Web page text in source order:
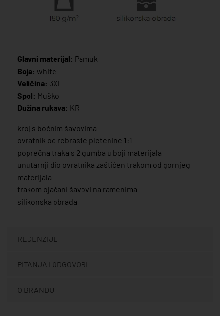
Glavni materijal: Pamuk
Boja: white
Veličina: 3XL
Spol: Muško
Dužina rukava: KR
kroj s bočnim šavovima
ovratnik od rebraste pletenine 1:1
poprečna traka s 2 gumba u boji materijala
unutarnji dio ovratnika zaštićen trakom od gornjeg
materijala
trakom ojačani šavovi na ramenima
silikonska obrada
RECENZIJE
PITANJA I ODGOVORI
O BRANDU